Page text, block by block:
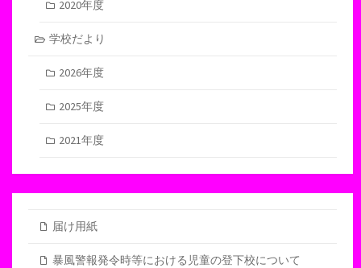
2020年度
学校だより
2026年度
2025年度
2021年度
届け用紙
暴風警報発令時等における児童の登下校について